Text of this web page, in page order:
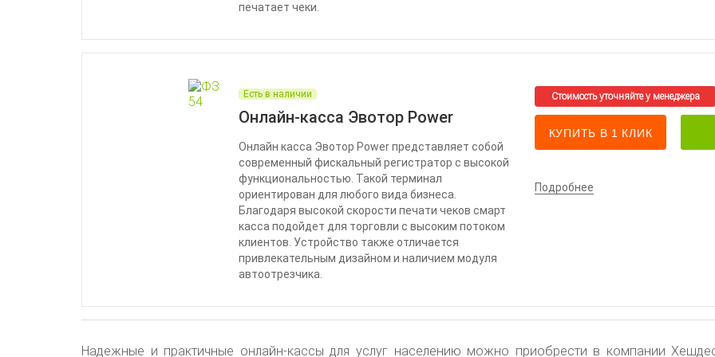
печатает чеки.
Есть в наличии
Онлайн-касса Эвотор Power
Онлайн касса Эвотор Power представляет собой
современный фискальный регистратор с высокой
функциональностью. Такой терминал
ориентирован для любого вида бизнеса.
Благодаря высокой скорости печати чеков смарт
касса подойдет для торговли с высоким потоком
клиентов. Устройство также отличается
привлекательным дизайном и наличием модуля
автоотрезчика.
КУПИТЬ В 1 КЛИК
Подробнее
Надежные и практичные онлайн-кассы для услуг населению можно приобрести в компании